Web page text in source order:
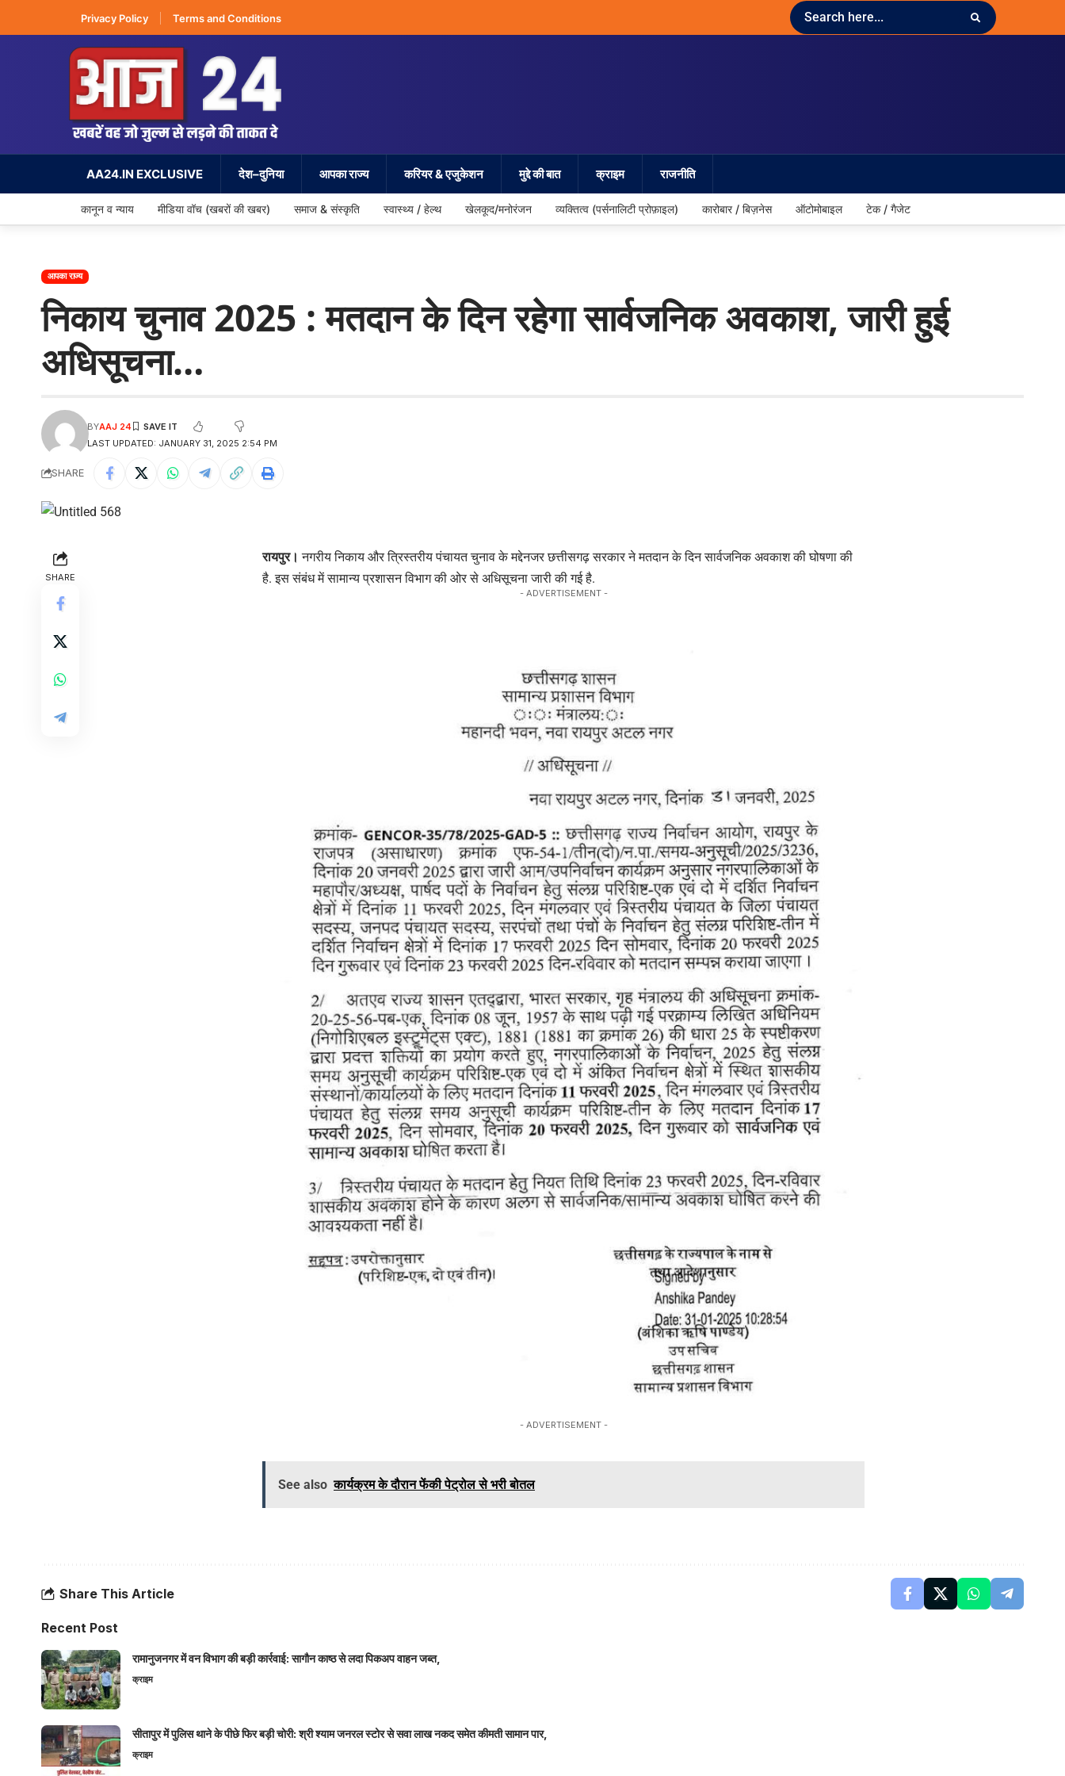
Privacy Policy Terms and Conditions
AA24.IN EXCLUSIVE देश–दुनिया आपका राज्य करियर & एजुकेशन मुद्दे की बात क्राइम राजनीति
कानून व न्याय मीडिया वॉच (खबरों की खबर) समाज & संस्कृति स्वास्थ्य / हेल्थ खेलकूद/मनोरंजन व्यक्तित्व (पर्सनालिटी प्रोफ़ाइल) कारोबार / बिज़नेस ऑटोमोबाइल टेक / गैजेट
आपका राज्य
निकाय चुनाव 2025 : मतदान के दिन रहेगा सार्वजनिक अवकाश, जारी हुई
अधिसूचना…
LAST UPDATED: JANUARY 31, 2025 2:54 PM
BYAAJ 24
SHARE
SHARE
रायपुर। नगरीय निकाय और त्रिस्तरीय पंचायत चुनाव के मद्देनजर छत्तीसगढ़ सरकार ने मतदान के दिन सार्वजनिक अवकाश की घोषणा की
है. इस संबंध में सामान्य प्रशासन विभाग की ओर से अधिसूचना जारी की गई है.
- ADVERTISEMENT -
- ADVERTISEMENT -
See also कार्यक्रम के दौरान फेंकी पेट्रोल से भरी बोतल
Share This Article
Recent Post
रामानुजनगर में वन विभाग की बड़ी कार्रवाई: सागौन काष्ठ से लदा पिकअप वाहन जब्त,
क्राइम
सीतापुर में पुलिस थाने के पीछे फिर बड़ी चोरी: श्री श्याम जनरल स्टोर से सवा लाख नकद समेत कीमती सामान पार,
क्राइम